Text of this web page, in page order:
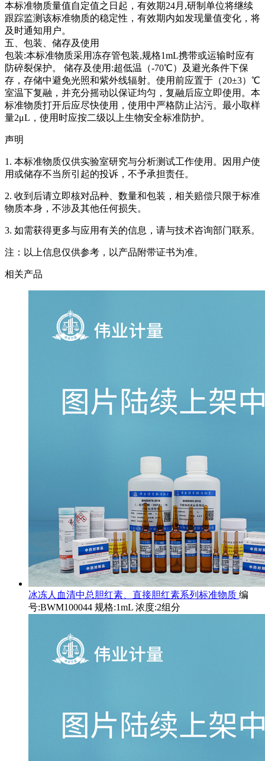
本标准物质量值自定值之日起，有效期24月,研制单位将继续
跟踪监测该标准物质的稳定性，有效期内如发现量值变化，将
及时通知用户。
五、包装、储存及使用
包装:本标准物质采用冻存管包装,规格1mL携带或运输时应有
防碎裂保护。 储存及使用:超低温（-70℃）及避光条件下保
存，存储中避免光照和紫外线辐射。使用前应置于（20±3）℃
室温下复融，并充分摇动以保证均匀，复融后应立即使用。本
标准物质打开后应尽快使用，使用中严格防止沾污。最小取样
量2μL，使用时应按二级以上生物安全标准防护。
声明
1. 本标准物质仅供实验室研究与分析测试工作使用。因用户使
用或储存不当所引起的投诉，不予承担责任。
2. 收到后请立即核对品种、数量和包装，相关赔偿只限于标准
物质本身，不涉及其他任何损失。
3. 如需获得更多与应用有关的信息，请与技术咨询部门联系。
注：以上信息仅供参考，以产品附带证书为准。
相关产品
冰冻人血清中总胆红素、直接胆红素系列标准物质 编
号:BWM100044 规格:1mL 浓度:2组分